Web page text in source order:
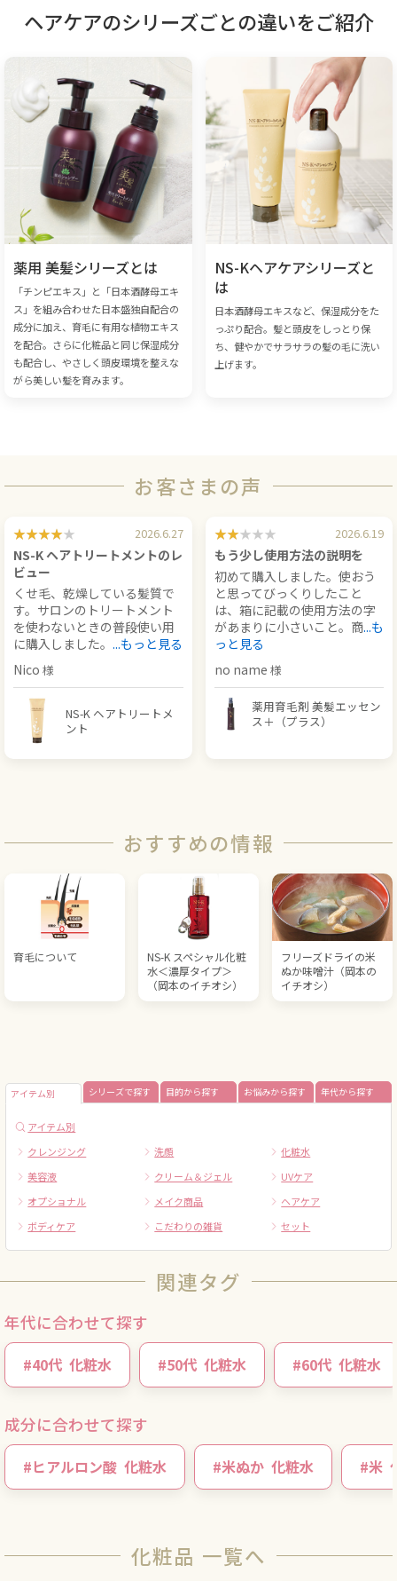
ヘアケアのシリーズごとの違いをご紹介
薬用 美髪シリーズとは
「チンピエキス」と「日本酒酵母エキ
ス」を組み合わせた日本盛独自配合の
成分に加え、育毛に有用な植物エキス
を配合。さらに化粧品と同じ保湿成分
も配合し、やさしく頭皮環境を整えな
がら美しい髪を育みます。
NS-Kヘアケアシリーズと
は
日本酒酵母エキスなど、保湿成分をた
っぷり配合。髪と頭皮をしっとり保
ち、健やかでサラサラの髪の毛に洗い
上げます。
お客さまの声
2026.6.27
NS-K ヘアトリートメントのレ
ビュー
くせ毛、乾燥している髪質で
す。サロンのトリートメント
を使わないときの普段使い用
に購入しました。 ...もっと見る
Nico
NS-K ヘアトリートメ
ント
2026.6.19
もう少し使用方法の説明を
初めて購入しました。使おう
と思ってびっくりしたこと
は、箱に記載の使用方法の字
があまりに小さいこと。商...も
っと見る
no name
薬用育毛剤 美髪エッセン
ス＋（プラス）
おすすめの情報
育毛について
NS-K スペシャル化粧
水＜濃厚タイプ＞
（岡本のイチオシ）
フリーズドライの米
ぬか味噌汁（岡本の
イチオシ）
アイテム別 シリーズで探す 目的から探す お悩みから探す 年代から探す
アイテム別
クレンジング
洗顔
化粧水
美容液
クリーム＆ジェル
UVケア
オプショナル
メイク商品
ヘアケア
ボディケア
こだわりの雑貨 セット
関連タグ
年代に合わせて探す
#40代 化粧水 #50代 化粧水 #60代 化粧水
成分に合わせて探す
#ヒアルロン酸 化粧水 #米ぬか 化粧水 #米
化粧品 一覧へ